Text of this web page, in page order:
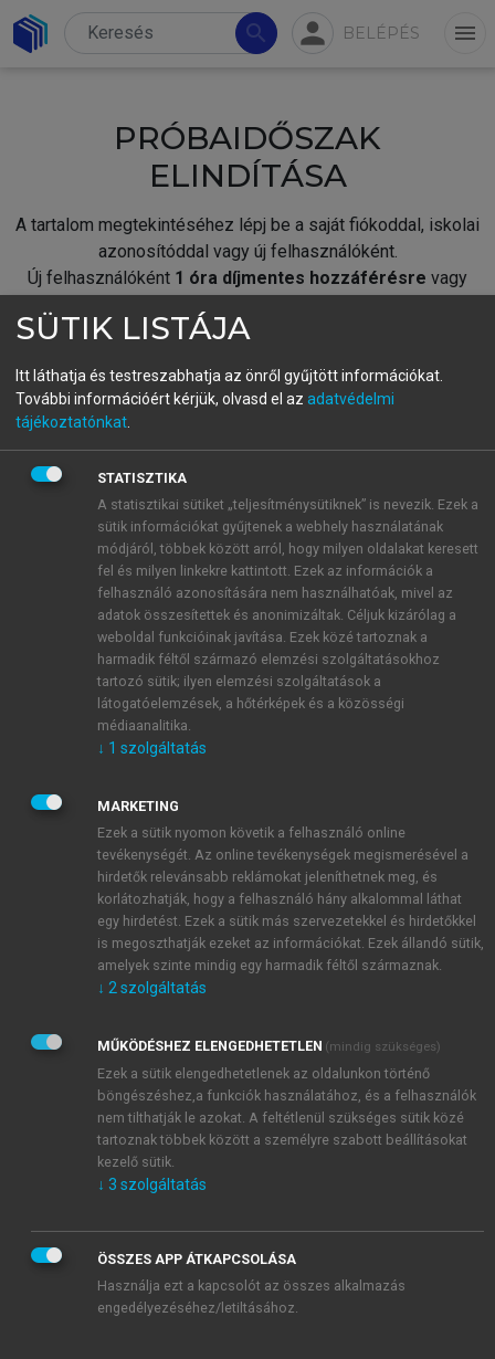
search person BELÉPÉS menu
PRÓBAIDŐSZAK
ELINDÍTÁSA
A tartalom megtekintéséhez lépj be a saját fiókoddal, iskolai
azonosítóddal vagy új felhasználóként.
Új felhasználóként 1 óra díjmentes hozzáférésre vagy
fiókoddal,vagy hozz létre új fiókot.
A regisztráció után apróbaidőszakautomatikusan
BELÉPÉS SAJÁT FIÓKKAL
ÚJ FIÓK LÉTREHOZÁSA
1 óra díjmentes hozzáférés
E-MAIL-CÍM
JELSZÓ
JELSZÓ ÚJRA
Kérek értesítést a MeRSZ újdonságairól, akcióiról.
Kérek értesítést az Akadémiai Kiadó Zrt. újdonságairól,
Adatkezelési tájékoztatóbanfoglaltakat tudomásul
veszem és elfogadom.
Általános vásárlási feltételeket, valamint a szotar.netés a
mersz.huoldalak licencszerződéseiben foglaltakat
tudomásul veszem és elfogadom.
KIPRÓBÁLOM
SÜTIK LISTÁJA
Itt láthatja és testreszabhatja az önről gyűjtött információkat.
További információért kérjük, olvasd el az adatvédelmi
tájékoztatónkat
STATISZTIKA
A statisztikai sütiket „teljesítménysütiknek” is nevezik. Ezek a
sütik információkat gyűjtenek a webhely használatának
módjáról, többek között arról, hogy milyen oldalakat keresett
fel és milyen linkekre kattintott. Ezek az információk a
felhasználó azonosítására nem használhatóak, mivel az
adatok összesítettek és anonimizáltak. Céljuk kizárólag a
weboldal funkcióinak javítása. Ezek közé tartoznak a
harmadik féltől származó elemzési szolgáltatásokhoz
tartozó sütik; ilyen elemzési szolgáltatások a
látogatóelemzések, a hőtérképek és a közösségi
médiaanalitika.
↓ 1 szolgáltatás
MARKETING
Ezek a sütik nyomon követik a felhasználó online
tevékenységét. Az online tevékenységek megismerésével a
hirdetők relevánsabb reklámokat jeleníthetnek meg, és
korlátozhatják, hogy a felhasználó hány alkalommal láthat
egy hirdetést. Ezek a sütik más szervezetekkel és hirdetőkkel
is megoszthatják ezeket az információkat. Ezek állandó sütik,
amelyek szinte mindig egy harmadik féltől származnak.
↓ 2 szolgáltatás
MŰKÖDÉSHEZ ELENGEDHETETLEN (mindig szükséges)
Ezek a sütik elengedhetetlenek az oldalunkon történő
böngészéshez,a funkciók használatához, és a felhasználók
nem tilthatják le azokat. A feltétlenül szükséges sütik közé
tartoznak többek között a személyre szabott beállításokat
kezelő sütik.
↓ 3 szolgáltatás
ÖSSZES APP ÁTKAPCSOLÁSA
Használja ezt a kapcsolót az összes alkalmazás
engedélyezéséhez/letiltásához.